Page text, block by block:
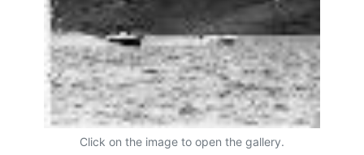
Click on the image to open the gallery.